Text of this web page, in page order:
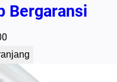
Bergaransi